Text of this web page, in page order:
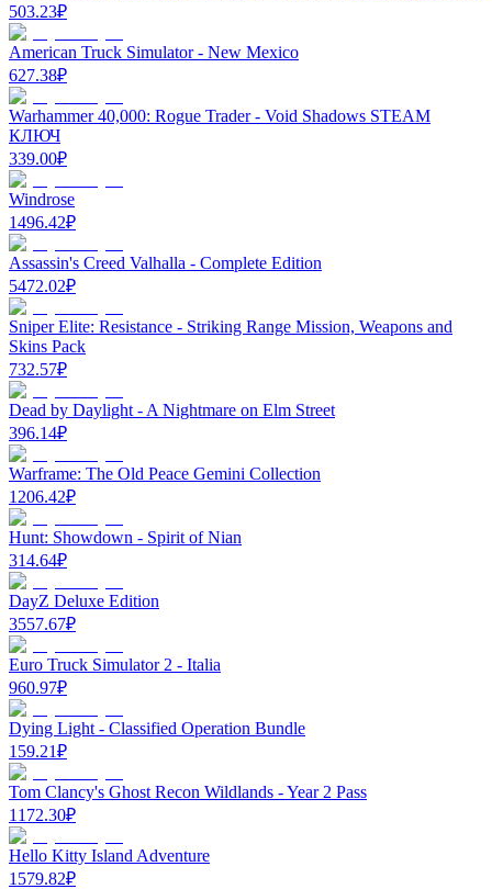
503.23₽
American Truck Simulator - New Mexico
627.38₽
Warhammer 40,000: Rogue Trader - Void Shadows STEAM
КЛЮЧ
339.00₽
Windrose
1496.42₽
Assassin's Creed Valhalla - Complete Edition
5472.02₽
Sniper Elite: Resistance - Striking Range Mission, Weapons and
Skins Pack
732.57₽
Dead by Daylight - A Nightmare on Elm Street
396.14₽
Warframe: The Old Peace Gemini Collection
1206.42₽
Hunt: Showdown - Spirit of Nian
314.64₽
DayZ Deluxe Edition
3557.67₽
Euro Truck Simulator 2 - Italia
960.97₽
Dying Light - Classified Operation Bundle
159.21₽
Tom Clancy's Ghost Recon Wildlands - Year 2 Pass
1172.30₽
Hello Kitty Island Adventure
1579.82₽